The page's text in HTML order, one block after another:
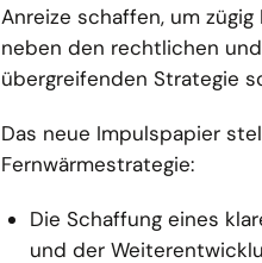
Anreize schaffen, um
neben den rechtlichen
übergreifenden Strategie
Das neue Impulspapier
Fernwärmestrategie:
Die Schaffung eines
und der